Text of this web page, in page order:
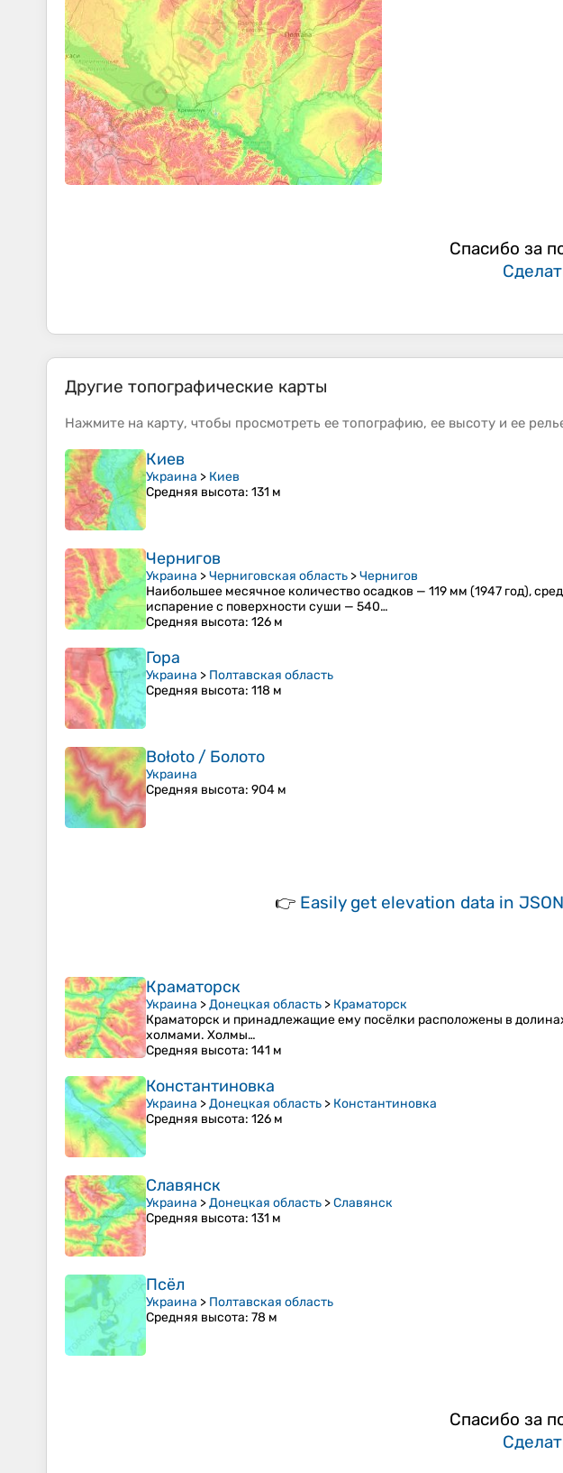
Спасибо за
Другие топографические карты
Нажмите на карту, чтобы просмотреть ее топографию, ее высоту и ее
Киев
Украина > Киев
Средняя высота: 131 м
Чернигов
Украина >Черниговская область >Чернигов
Наибольшее месячное количество осадков — 119 мм (1947 год),
испарение с поверхности суши — 540…
Средняя высота: 126 м
Гора
Украина > Полтавская область
Средняя высота: 118 м
Bołoto / Болото
Украина
Средняя высота: 904 м
👉 Easily get elevation data in
Краматорск
Украина >Донецкая область > Краматорск
Краматорск и принадлежащие ему посёлки расположены в
холмами. Холмы…
Средняя высота: 141 м
Константиновка
Украина >Донецкая область > Константиновка
Средняя высота: 126 м
Славянск
Украина >Донецкая область >Славянск
Средняя высота: 131 м
Псёл
Украина > Полтавская область
Средняя высота: 78 м
Спасибо за